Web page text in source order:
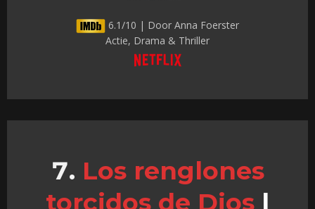
6.1/10 | Door Anna Foerster
Actie, Drama & Thriller
Los renglones
torcidos de Dios |